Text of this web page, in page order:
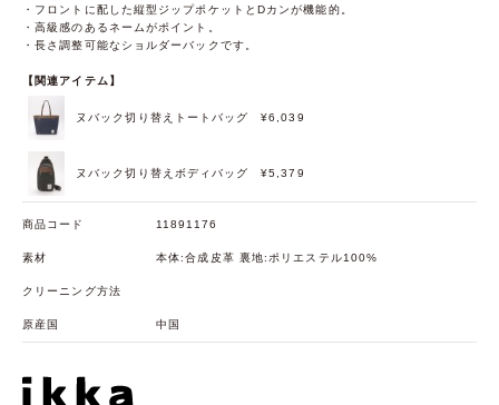
・フロントに配した縦型ジップポケットとDカンが機能的。
・高級感のあるネームがポイント。
・長さ調整可能なショルダーバックです。
【関連アイテム】
ヌバック切り替えトートバッグ ¥6,039
ヌバック切り替えボディバッグ ¥5,379
商品コード 11891176
素材 本体:合成皮革 裏地:ポリエステル100%
クリーニング方法
原産国 中国